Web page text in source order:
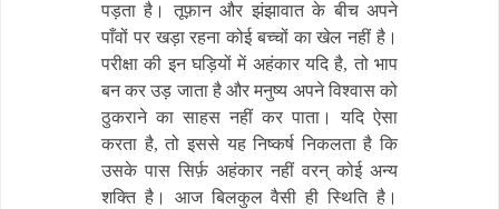
पड़ता है। तूफ़ान और झंझावात के बीच अपने
पाँवों पर खड़ा रहना कोई बच्चों का खेल नहीं है।
परीक्षा की इन घड़ियों में अहंकार यदि है, तो भाप
बन कर उड़ जाता है और मनुष्य अपने विश्वास को
ठुकराने का साहस नहीं कर पाता। यदि ऐसा
करता है, तो इससे यह निष्कर्ष निकलता है कि
उसके पास सिर्फ़ अहंकार नहीं वरन् कोई अन्य
शक्ति है। आज बिलकुल वैसी ही स्थिति है।